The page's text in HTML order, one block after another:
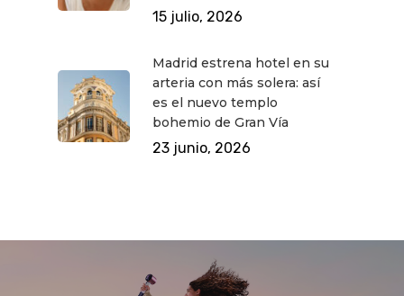
15 julio, 2026
Madrid estrena hotel en su
arteria con más solera: así
es el nuevo templo
bohemio de Gran Vía
23 junio, 2026